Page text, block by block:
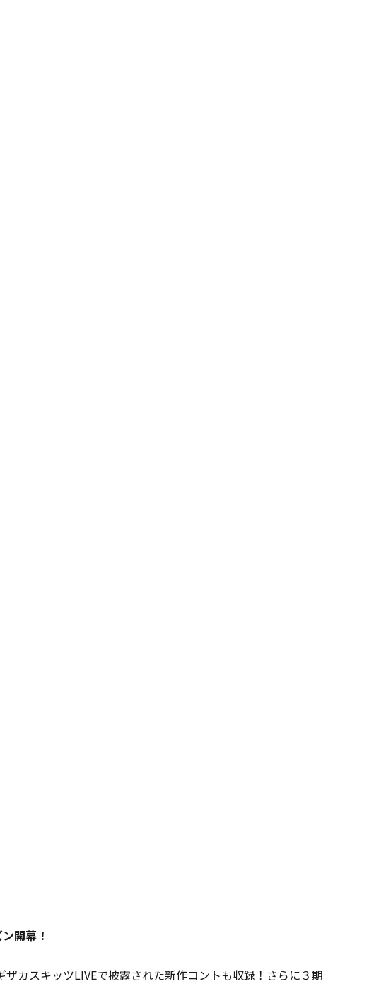
開幕！
カスキッツLIVEで披露された新作コントも収録！さらに３期